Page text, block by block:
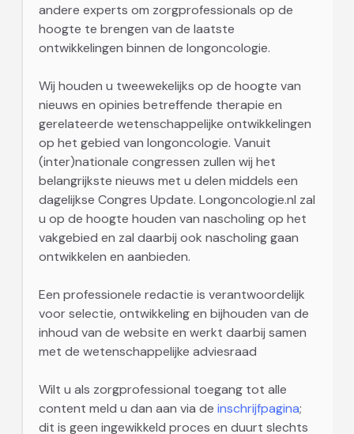
andere experts om zorgprofessionals op de
hoogte te brengen van de laatste
ontwikkelingen binnen de longoncologie.
Wij houden u tweewekelijks op de hoogte van
nieuws en opinies betreffende therapie en
gerelateerde wetenschappelijke ontwikkelingen
op het gebied van longoncologie. Vanuit
(inter)nationale congressen zullen wij het
belangrijkste nieuws met u delen middels een
dagelijkse Congres Update. Longoncologie.nl zal
u op de hoogte houden van nascholing op het
vakgebied en zal daarbij ook nascholing gaan
ontwikkelen en aanbieden.
Een professionele redactie is verantwoordelijk
voor selectie, ontwikkeling en bijhouden van de
inhoud van de website en werkt daarbij samen
met de wetenschappelijke adviesraad
Wilt u als zorgprofessional toegang tot alle
content meld u dan aan via de inschrijfpagina;
dit is geen ingewikkeld proces en duurt slechts